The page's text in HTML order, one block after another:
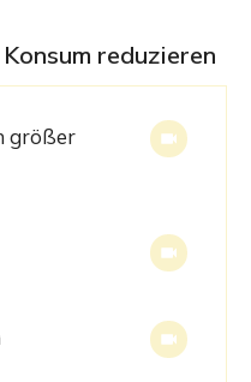
reduzieren
größer